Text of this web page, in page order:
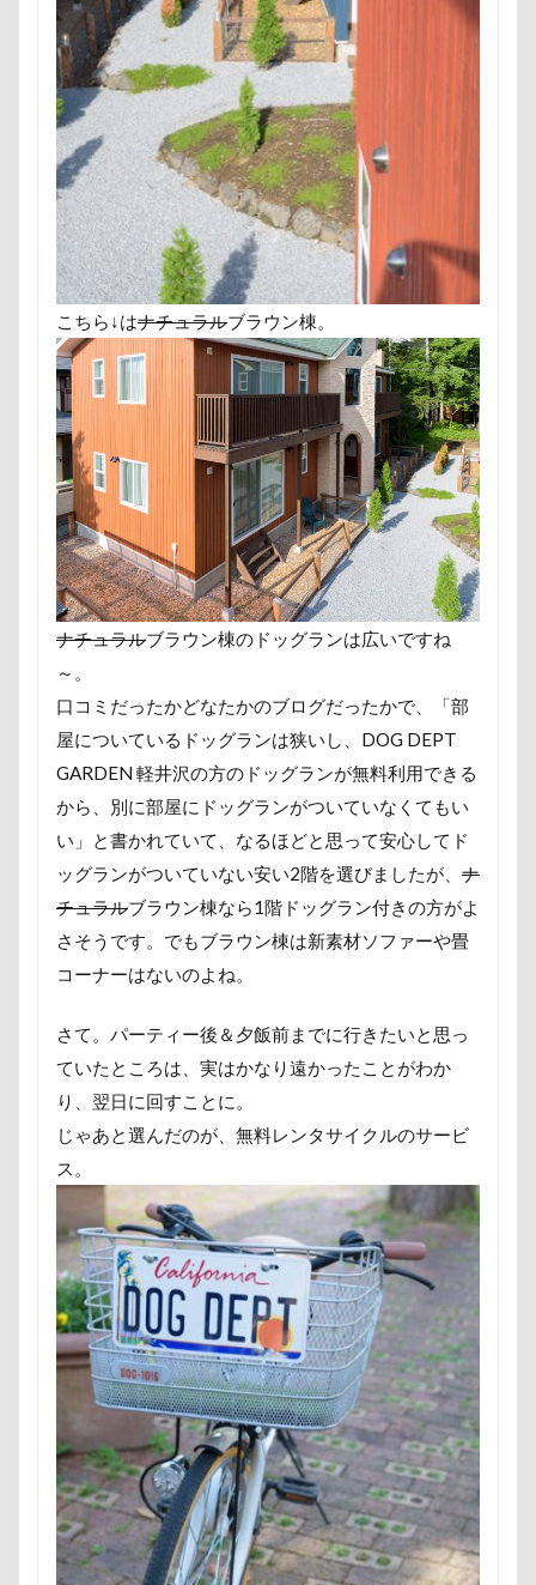
こちら↓はナチュラルブラウン棟。
ナチュラルブラウン棟のドッグランは広いですね
～。
口コミだったかどなたかのブログだったかで、「部
屋についているドッグランは狭いし、DOG DEPT
GARDEN 軽井沢の方のドッグランが無料利用できる
から、別に部屋にドッグランがついていなくてもい
い」と書かれていて、なるほどと思って安心してド
ッグランがついていない安い2階を選びましたが、 ナ
チュラルブラウン棟なら1階ドッグラン付きの方がよ
さそうです。でもブラウン棟は新素材ソファーや畳
コーナーはないのよね。
さて。パーティー後＆夕飯前までに行きたいと思っ
ていたところは、実はかなり遠かったことがわか
り、翌日に回すことに。
じゃあと選んだのが、無料レンタサイクルのサービ
ス。
王様風
無線LAN搭載SDHCカード
知育玩具
着物 真剣 看板犬
皮膚
百均 白目 白い泡
玲凰（れおん）くん
異父姉妹
異母兄弟
男前
生地海岸 甚平
甘エビ
琥龍くん
琥珀ちゃん
琥太郎くん
現行犯逮捕
焼き芋
炭火焼肉 船渡
模様替え
毛呂山町
沖縄県営平和祈念公園
沖縄県
沖縄旅行
沖縄サンプラザホテル
決定的瞬間
江東区 永久歯
水元公園
歯磨き
歩道橋
次郎くん
樹脂粘土
横浜港シンボルタワー
横浜港
横浜ペット博
横浜
沖縄美ら海水族館
泡 火事
海岸
滑川市
湯畑 温泉プール
温泉
涼感バーセア
浸透印 海風
海浜公園
海洋博公園
海ほたる 洗濯物
海の幸
浅間牧場
浅間火山博物館
浅間大滝
流山市
津幡町
フォトスタンド
フィラリア症検査
15-Fifteen-
となりのトトロ
なんちゃってキャンパー
なんちゃって
なっちゃん
なすがまま
なかよしクラブ
なかよし
どアップ
つまらなそう
つまらない
つつじが岡公園
つくば市
ちょーだいキャバリア
ちゃーくん
ちくわちゃん
にっぽんわくわくキャラバン
ぶちゃいく
ふーこちゃん
ふーくん
ふわもこスヌード
ふゆちゃん
ふなっしー
ふくすけくん
ひんやり
ひまわり
ぬいぐるみ
ひな祭り
ひとと動物の心理学
ひっぱりっこ
ひきこもり
ばる2才
はなとしっぽ
はなちゃん
はじめまして
ののくん
だいふくちゃん
そば処 夢の舎
ぶーちゃん（Blendyくん）
ご褒美オヤツ
すけろくくん
しろいぬカフェ
しょーたくん
しまホイ
しずくちゃん
さむおくん
さすけくん
さくらちゃん